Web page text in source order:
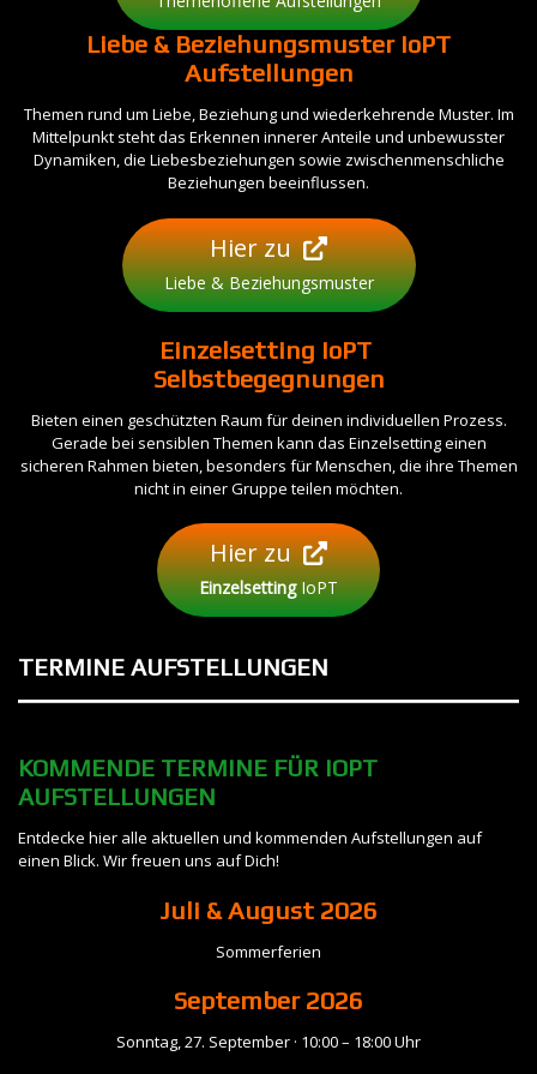
Liebe & Beziehungsmuster IoPT
Aufstellungen
Themen rund um Liebe, Beziehung und wiederkehrende Muster. Im
Mittelpunkt steht das Erkennen innerer Anteile und unbewusster
Dynamiken, die Liebesbeziehungen sowie zwischenmenschliche
Beziehungen beeinflussen.
Hier zu
Liebe & Beziehungsmuster
Einzelsetting IoPT
Selbstbegegnungen
Bieten einen geschützten Raum für deinen individuellen Prozess.
Gerade bei sensiblen Themen kann das Einzelsetting einen
sicheren Rahmen bieten, besonders für Menschen, die ihre Themen
nicht in einer Gruppe teilen möchten.
Hier zu
EinzelsettingIoPT
TERMINE AUFSTELLUNGEN
KOMMENDE TERMINE FÜR IOPT
AUFSTELLUNGEN
Entdecke hier alle aktuellen und kommenden Aufstellungen auf
einen Blick. Wir freuen uns auf Dich!
Juli & August 2026
Sommerferien
September2026
Sonntag, 27. September · 10:00 – 18:00 Uhr